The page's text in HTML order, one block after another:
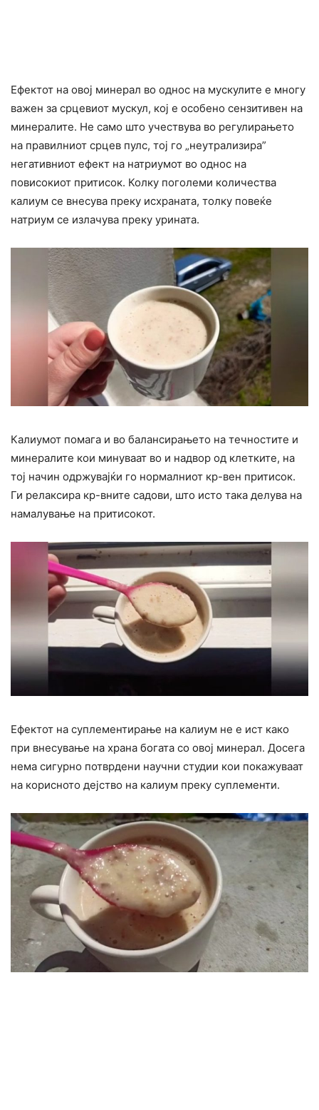
Ефектот на овој минерал во однос на мускулите е многу
важен за срцевиот мускул, кој е особено сензитивен на
минералите. Не само што учествува во регулирањето
на правилниот срцев пулс, тој го „неутрализира”
негативниот ефект на натриумот во однос на
повисокиот притисок. Колку поголеми количества
калиум се внесува преку исхраната, толку повеќе
натриум се излачува преку урината.
Калиумот помага и во балансирањето на течностите и
минералите кои минуваат во и надвор од клетките, на
тој начин одржувајќи го нормалниот кр-вен притисок.
Ги релаксира кр-вните садови, што исто така делува на
намалување на притисокот.
Ефектот на суплементирање на калиум не е ист како
при внесување на храна богата со овој минерал. Досега
нема сигурно потврдени научни студии кои покажуваат
на корисното дејство на калиум преку суплементи.